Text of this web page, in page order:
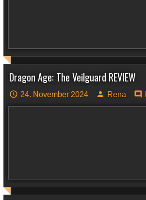
Dragon Age: The Veilguard REVIEW
24. November 2024 Rena